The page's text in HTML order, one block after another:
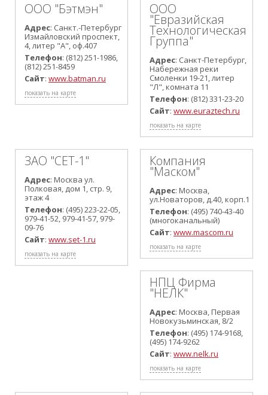
ООО "Бэтмэн"
Адрес: Санкт.-Петербург
Измайловский проспект,
4, литер "А", оф.407
Телефон: (812) 251-1986,
(812) 251-8459
Сайт: www.batman.ru
показать на карте
ООО
"Евразийская
Технологическая
Группа"
Адрес: Санкт-Петербург,
Набережная реки
Смоленки 19-21, литер
"Л", комната 11
Телефон: (812) 331-23-20
Сайт: www.euraztech.ru
показать на карте
ЗАО "СЕТ-1"
Адрес: Москва ул.
Полковая, дом 1, стр. 9,
этаж 4
Телефон: (495) 223-22-05,
979-41-52, 979-41-57, 979-
09-76
Сайт: www.set-1.ru
показать на карте
Компания
"Маском"
Адрес: Москва,
ул.Новаторов, д.40, корп.1
Телефон: (495) 740-43-40
(многоканальный)
Сайт: www.mascom.ru
показать на карте
НПЦ Фирма
"НЕЛК"
Адрес: Москва, Первая
Новокузьминская, 8/2
Телефон: (495) 174-9168,
(495) 174-9262
Сайт: www.nelk.ru
показать на карте